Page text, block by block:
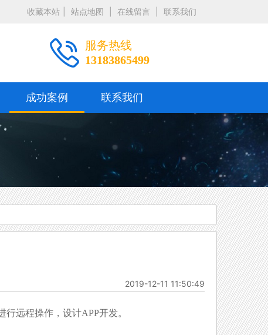
收藏本站 站点地图 在线留言 联系我们
服务热线
13183865499
成功案例 联系我们
2019-12-11 11:50:49
远程操作，设计APP开发。